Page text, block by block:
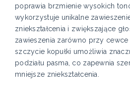
poprawia brzmienie wysokich
wykorzystuje unikalne
zniekształcenia i zwiększające
zawieszenia zarówno przy cewce
szczycie kopułki umożliwia
podziału pasma, co zapewnia
mniejsze zniekształcenia.